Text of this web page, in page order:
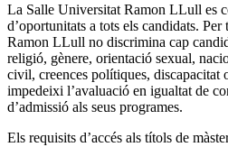
La Salle Universitat Ramon LLull es
d’oportunitats a tots els candidats.
Ramon LLull no discrimina cap
religió, gènere, orientació sexual,
civil, creences polítiques, discapacitat
impedeixi l’avaluació en igualtat de
d’admissió als seus programes.
Els requisits d’accés als títols de